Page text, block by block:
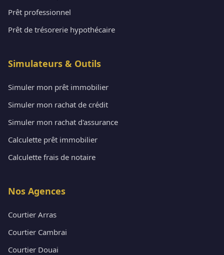
Prêt professionnel
Prêt de trésorerie hypothécaire
Simulateurs & Outils
Simuler mon prêt immobilier
Simuler mon rachat de crédit
Simuler mon rachat d'assurance
Calculette prêt immobilier
Calculette frais de notaire
Nos Agences
Courtier Arras
Courtier Cambrai
Courtier Douai